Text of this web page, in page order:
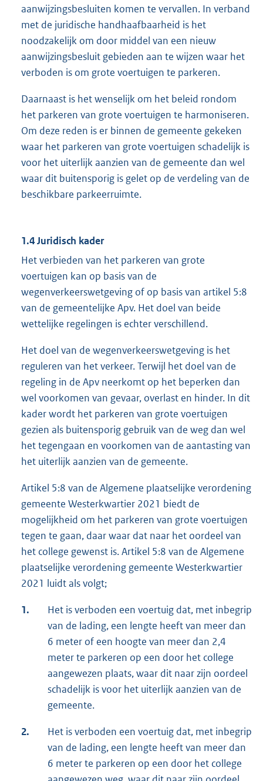
aanwijzingsbesluiten komen te vervallen. In verband
met de juridische handhaafbaarheid is het
noodzakelijk om door middel van een nieuw
aanwijzingsbesluit gebieden aan te wijzen waar het
verboden is om grote voertuigen te parkeren.
Daarnaast is het wenselijk om het beleid rondom
het parkeren van grote voertuigen te harmoniseren.
Om deze reden is er binnen de gemeente gekeken
waar het parkeren van grote voertuigen schadelijk is
voor het uiterlijk aanzien van de gemeente dan wel
waar dit buitensporig is gelet op de verdeling van de
beschikbare parkeerruimte.
1.4 Juridisch kader
Het verbieden van het parkeren van grote
voertuigen kan op basis van de
wegenverkeerswetgeving of op basis van artikel 5:8
van de gemeentelijke Apv. Het doel van beide
wettelijke regelingen is echter verschillend.
Het doel van de wegenverkeerswetgeving is het
reguleren van het verkeer. Terwijl het doel van de
regeling in de Apv neerkomt op het beperken dan
wel voorkomen van gevaar, overlast en hinder. In dit
kader wordt het parkeren van grote voertuigen
gezien als buitensporig gebruik van de weg dan wel
het tegengaan en voorkomen van de aantasting van
het uiterlijk aanzien van de gemeente.
Artikel 5:8 van de Algemene plaatselijke verordening
gemeente Westerkwartier 2021 biedt de
mogelijkheid om het parkeren van grote voertuigen
tegen te gaan, daar waar dat naar het oordeel van
het college gewenst is. Artikel 5:8 van de Algemene
plaatselijke verordening gemeente Westerkwartier
2021 luidt als volgt;
1.
Het is verboden een voertuig dat, met inbegrip
van de lading, een lengte heeft van meer dan
6 meter of een hoogte van meer dan 2,4
meter te parkeren op een door het college
aangewezen plaats, waar dit naar zijn oordeel
schadelijk is voor het uiterlijk aanzien van de
gemeente.
2.
Het is verboden een voertuig dat, met inbegrip
van de lading, een lengte heeft van meer dan
6 meter te parkeren op een door het college